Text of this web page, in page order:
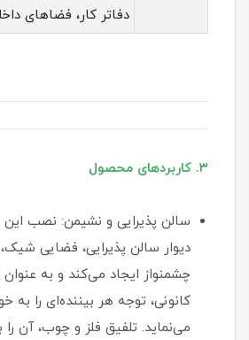
دفاتر کار، فضاهای
۳. کاربردهای محصول
سالن پذیرایی و نشیمن: نصب
دیوار سالن پذیرایی، فضایی
چشمنواز ایجاد می‌کند و به
کانونی، توجه هر بیننده‌ای را به
می‌نماید. تلفیق فلز و چوب، آن را